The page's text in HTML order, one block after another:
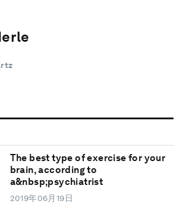
The best type of exercise for your
brain, according to
a&nbsp;psychiatrist
2019年06月19日